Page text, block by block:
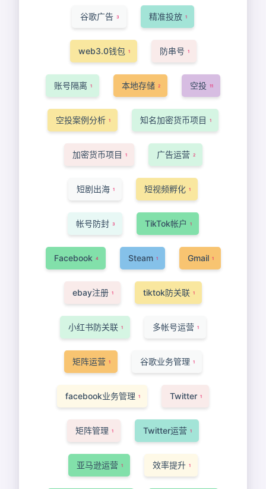
谷歌广告 3 精准投放 1
web3.0钱包 1 防串号 1
账号隔离 1 本地存储 2 空投 11
空投案例分析 1 知名加密货币项目 1
加密货币项目 1 广告运营 2
短剧出海 1 短视频孵化 1
帐号防封 3 TikTok帐户 1
Facebook 4 Steam 1 Gmail 1
ebay注册 1 tiktok防关联 1
小红书防关联 1 多帐号运营 1
矩阵运营 1 谷歌业务管理 1
facebook业务管理 1 Twitter 1
矩阵管理 1 Twitter运营 1
亚马逊运营 1 效率提升 1